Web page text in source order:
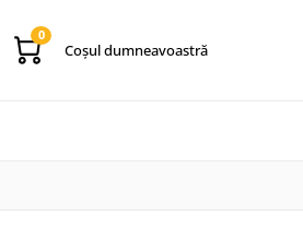
0
Coşul dumneavoastră